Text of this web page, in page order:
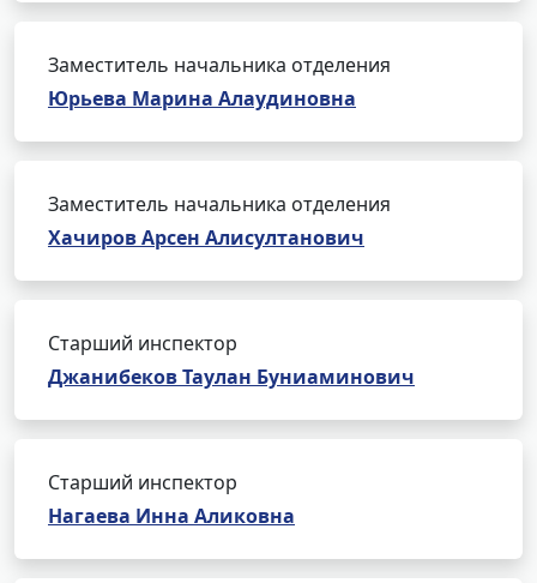
Заместитель начальника отделения
Юрьева Марина Алаудиновна
Заместитель начальника отделения
Хачиров Арсен Алисултанович
Старший инспектор
Джанибеков Таулан Буниаминович
Старший инспектор
Нагаева Инна Аликовна